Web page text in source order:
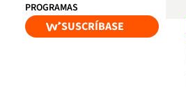
PROGRAMAS
SUSCRÍBASE